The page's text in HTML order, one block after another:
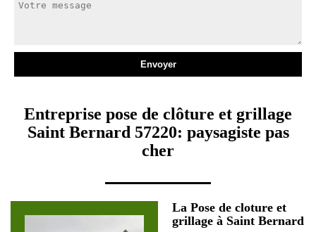
Entreprise pose de clôture et grillage
Saint Bernard 57220: paysagiste pas
cher
La Pose de cloture et
grillage à Saint Bernard